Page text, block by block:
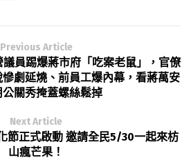
Previous Article
員踢爆蔣市府「吃案老鼠」，官僚
劇延燒、前員工爆內幕，看蔣萬安
公關秀掩蓋螺絲鬆掉
Next Article
節正式啟動 邀請全民5/30一起來枋
山瘋芒果！